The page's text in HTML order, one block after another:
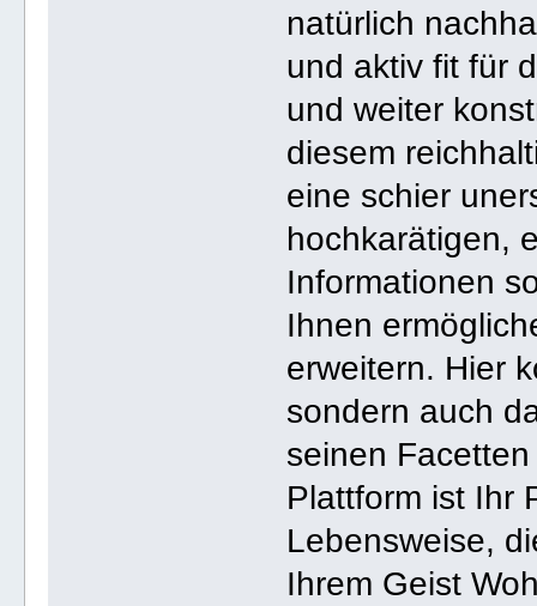
natürlich
und aktiv fit für
und weiter
diesem
eine schier
hochkarätigen,
Informationen
Ihnen
erweitern. Hier
sondern auch
seinen
Plattform ist Ihr
Lebensweise,
Ihrem Geist